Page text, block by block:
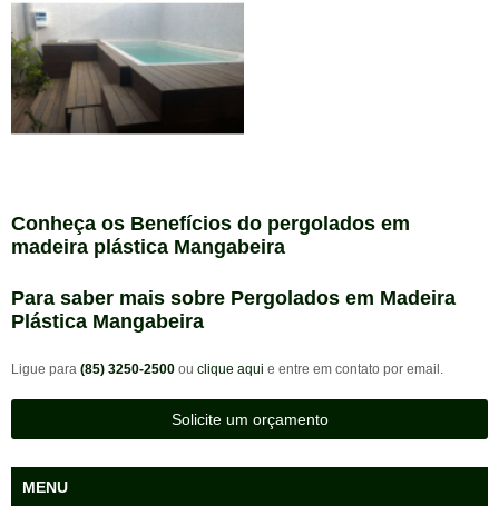
Conheça os Benefícios do pergolados em
madeira plástica Mangabeira
Para saber mais sobre Pergolados em Madeira
Plástica Mangabeira
Ligue para (85) 3250-2500 ou clique aqui e entre em contato por email.
Solicite um orçamento
MENU